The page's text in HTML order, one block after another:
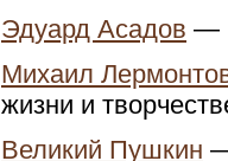
Эдуард Асадов —
Михаил
жизни и
Великий Пушкин